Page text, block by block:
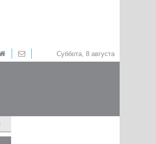
Суббота, 8 августа